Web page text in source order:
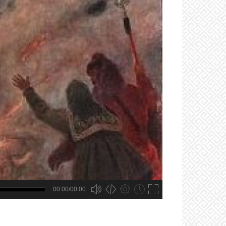
00:00/00:00